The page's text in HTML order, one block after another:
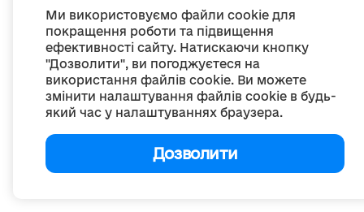
Ми використовуємо файли cookie для
покращення роботи та підвищення
ефективності сайту. Натискаючи кнопку
"Дозволити", ви погоджуєтеся на
використання файлів cookie. Ви можете
змінити налаштування файлів cookie в будь-
який час у налаштуваннях браузера.
Дозволити
якщо не зазначено інше